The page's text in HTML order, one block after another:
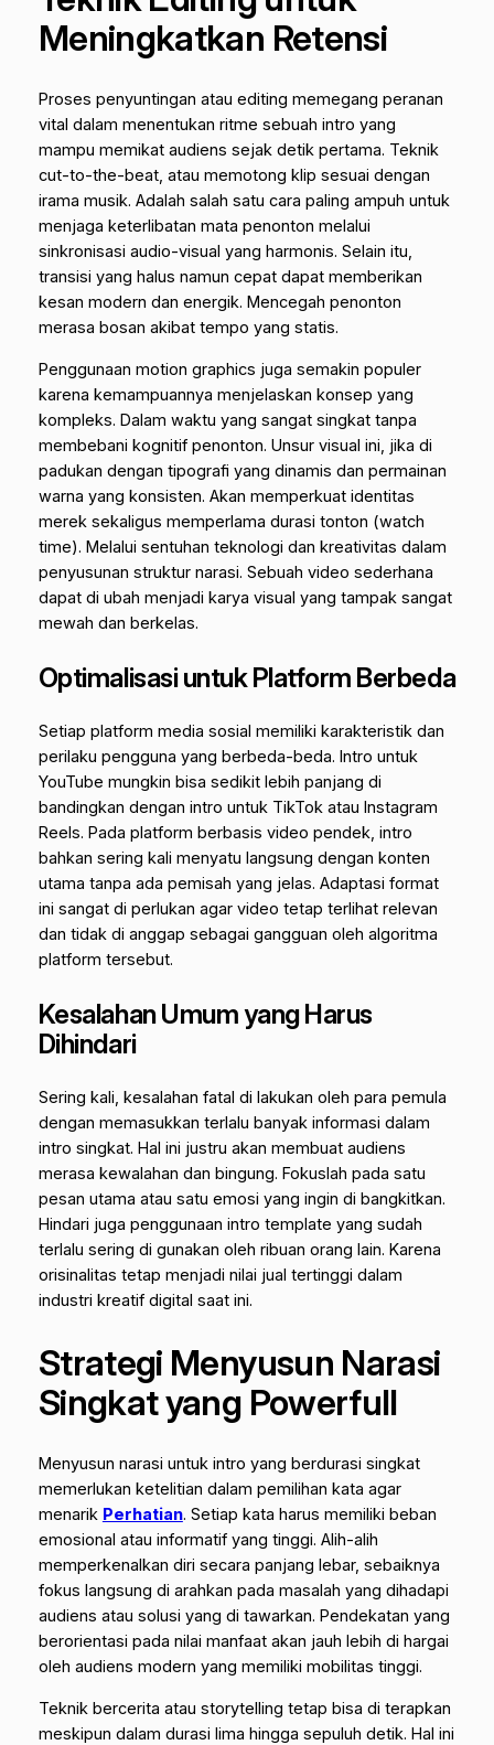
Meningkatkan Retensi
Proses penyuntingan atau editing memegang peranan
vital dalam menentukan ritme sebuah intro yang
mampu memikat audiens sejak detik pertama. Teknik
cut-to-the-beat, atau memotong klip sesuai dengan
irama musik. Adalah salah satu cara paling ampuh untuk
menjaga keterlibatan mata penonton melalui
sinkronisasi audio-visual yang harmonis. Selain itu,
transisi yang halus namun cepat dapat memberikan
kesan modern dan energik. Mencegah penonton
merasa bosan akibat tempo yang statis.
Penggunaan motion graphics juga semakin populer
karena kemampuannya menjelaskan konsep yang
kompleks. Dalam waktu yang sangat singkat tanpa
membebani kognitif penonton. Unsur visual ini, jika di
padukan dengan tipografi yang dinamis dan permainan
warna yang konsisten. Akan memperkuat identitas
merek sekaligus memperlama durasi tonton (watch
time). Melalui sentuhan teknologi dan kreativitas dalam
penyusunan struktur narasi. Sebuah video sederhana
dapat di ubah menjadi karya visual yang tampak sangat
mewah dan berkelas.
Optimalisasi untuk Platform Berbeda
Setiap platform media sosial memiliki karakteristik dan
perilaku pengguna yang berbeda-beda. Intro untuk
YouTube mungkin bisa sedikit lebih panjang di
bandingkan dengan intro untuk TikTok atau Instagram
Reels. Pada platform berbasis video pendek, intro
bahkan sering kali menyatu langsung dengan konten
utama tanpa ada pemisah yang jelas. Adaptasi format
ini sangat di perlukan agar video tetap terlihat relevan
dan tidak di anggap sebagai gangguan oleh algoritma
platform tersebut.
Kesalahan Umum yang Harus
Dihindari
Sering kali, kesalahan fatal di lakukan oleh para pemula
dengan memasukkan terlalu banyak informasi dalam
intro singkat. Hal ini justru akan membuat audiens
merasa kewalahan dan bingung. Fokuslah pada satu
pesan utama atau satu emosi yang ingin di bangkitkan.
Hindari juga penggunaan intro template yang sudah
terlalu sering di gunakan oleh ribuan orang lain. Karena
orisinalitas tetap menjadi nilai jual tertinggi dalam
industri kreatif digital saat ini.
Strategi Menyusun Narasi
Singkat yang Powerfull
Menyusun narasi untuk intro yang berdurasi singkat
memerlukan ketelitian dalam pemilihan kata agar
menarik Perhatian. Setiap kata harus memiliki beban
emosional atau informatif yang tinggi. Alih-alih
memperkenalkan diri secara panjang lebar, sebaiknya
fokus langsung di arahkan pada masalah yang dihadapi
audiens atau solusi yang di tawarkan. Pendekatan yang
berorientasi pada nilai manfaat akan jauh lebih di hargai
oleh audiens modern yang memiliki mobilitas tinggi.
Teknik bercerita atau storytelling tetap bisa di terapkan
meskipun dalam durasi lima hingga sepuluh detik. Hal ini